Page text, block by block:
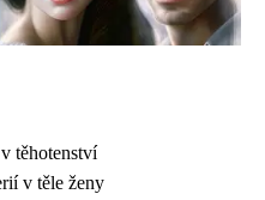
těhotenství
v těle ženy